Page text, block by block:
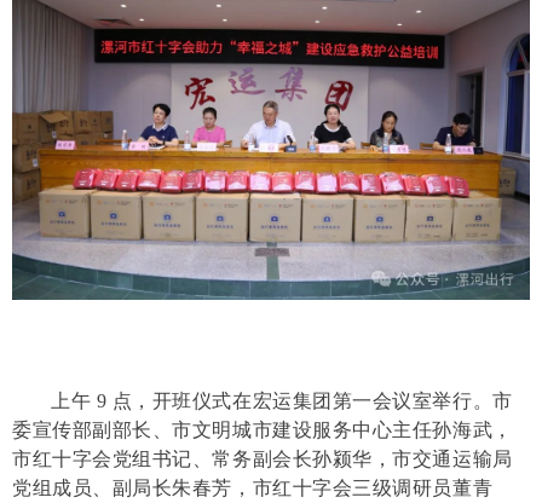
上午 9 点，开班仪式在宏运集团第一会议室举行。市
委宣传部副部长、市文明城市建设服务中心主任孙海武，
市红十字会党组书记、常务副会长孙颍华，市交通运输局
党组成员、副局长朱春芳，市红十字会三级调研员董青